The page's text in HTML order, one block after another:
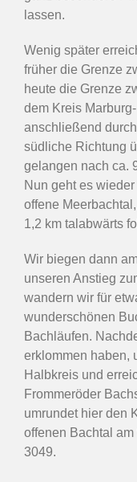
lassen.
Wenig später
früher die Grenze
heute die Grenze
dem Kreis
anschließend
südliche Richtung
gelangen nach ca.
Nun geht es
offene
1,2 km talabwärts
Wir biegen dann
unseren Anstieg
wandern wir für
wunderschönen
Bachläufen.
erklommen haben,
Halbkreis und
Frommeröder
umrundet hier den
offenen Bachtal
3049.